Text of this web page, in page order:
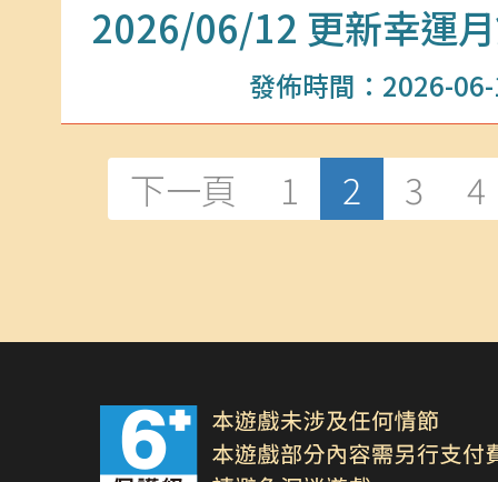
2026/06/12 更新幸運
發佈時間：2026-
下一頁 1 2 3 4